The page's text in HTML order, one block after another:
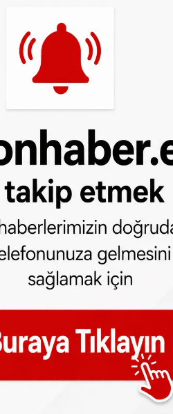
İçine sızdıkları
üyeleri, bu şekilde
altındaki örgüt üyeleri
ve iki yeğeni. Bir dönem
ve Rus gizli servisi
TV ekibi, Hizbullah
Hamadi’den
ordusu komutanlarının,
oluşumunda rol
tamamının Rus eğitim